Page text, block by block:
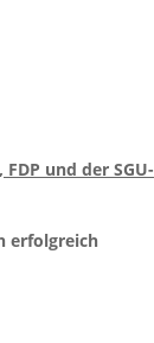
und der SGU-
erfolgreich